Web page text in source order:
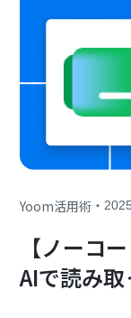
Yoom活用術 ・
【ノーコ
AIで読み